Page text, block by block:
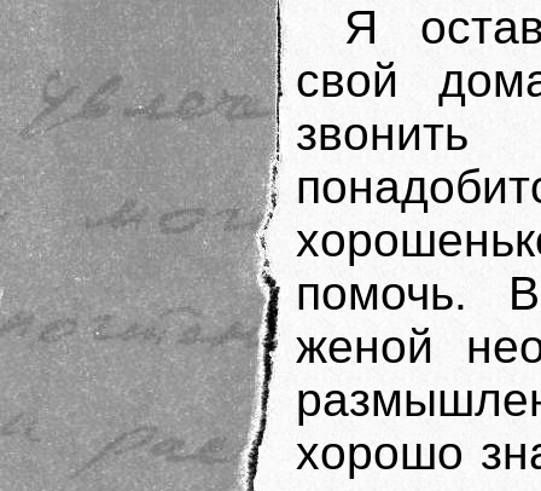
Я
свой
помочь.
женой
хорошо